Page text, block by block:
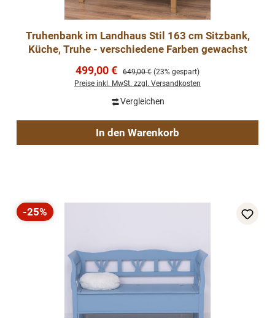
Truhenbank im Landhaus Stil 163 cm Sitzbank,
Küche, Truhe - verschiedene Farben gewachst
Verkaufspreis:
499,00 € Regulärer Preis:
649,00 € (23% gespart)
Preise inkl. MwSt. zzgl. Versandkosten
Vergleichen
In den Warenkorb
Rabatt
-25%